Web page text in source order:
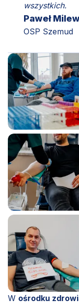
wszystkich.
Paweł
OSP Szemud
W ośrodku